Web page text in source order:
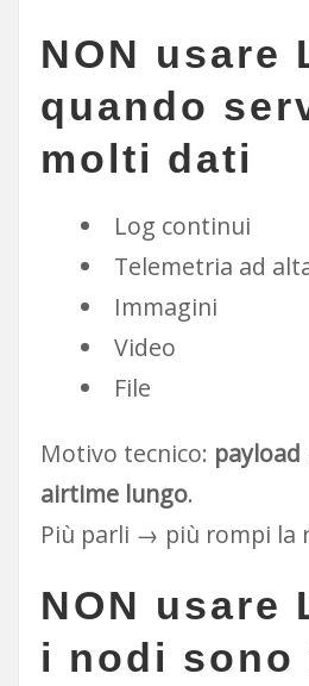
NON usare
quando
molti dati
Log continui
Telemetria ad
Immagini
Video
File
Motivo tecnico:
airtime lungo.
Più parli → più rompi la
NON usare
i nodi sono